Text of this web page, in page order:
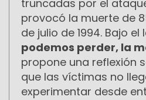
truncadas por el
provocó la muerte de
de julio de 1994. Bajo el
podemos perder, la
propone una reflexión
que las víctimas no
experimentar desde